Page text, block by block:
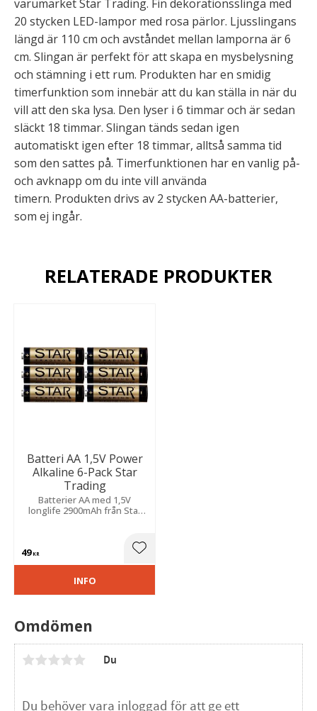
varumärket Star Trading. Fin dekorationsslinga med
20 stycken LED-lampor med rosa pärlor. Ljusslingans
längd är 110 cm och avståndet mellan lamporna är 6
cm. Slingan är perfekt för att skapa en mysbelysning
och stämning i ett rum. Produkten har en smidig
timerfunktion som innebär att du kan ställa in när du
vill att den ska lysa. Den lyser i 6 timmar och är sedan
släckt 18 timmar. Slingan tänds sedan igen
automatiskt igen efter 18 timmar, alltså samma tid
som den sattes på. Timerfunktionen har en vanlig på-
och avknapp om du inte vill använda
timern. Produkten drivs av 2 stycken AA-batterier,
som ej ingår.
Omdömen
Du
RELATERADE PRODUKTER
Batteri AA 1,5V Power
Alkaline 6-Pack Star
Trading
Batterier AA med 1,5V
longlife 2900mAh från Star
49KR Lägg till i favoriter
INFO